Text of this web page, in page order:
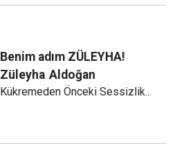
Benim adım ZÜLEYHA!
Züleyha Aldoğan
Kükremeden Önceki Sessizlik...